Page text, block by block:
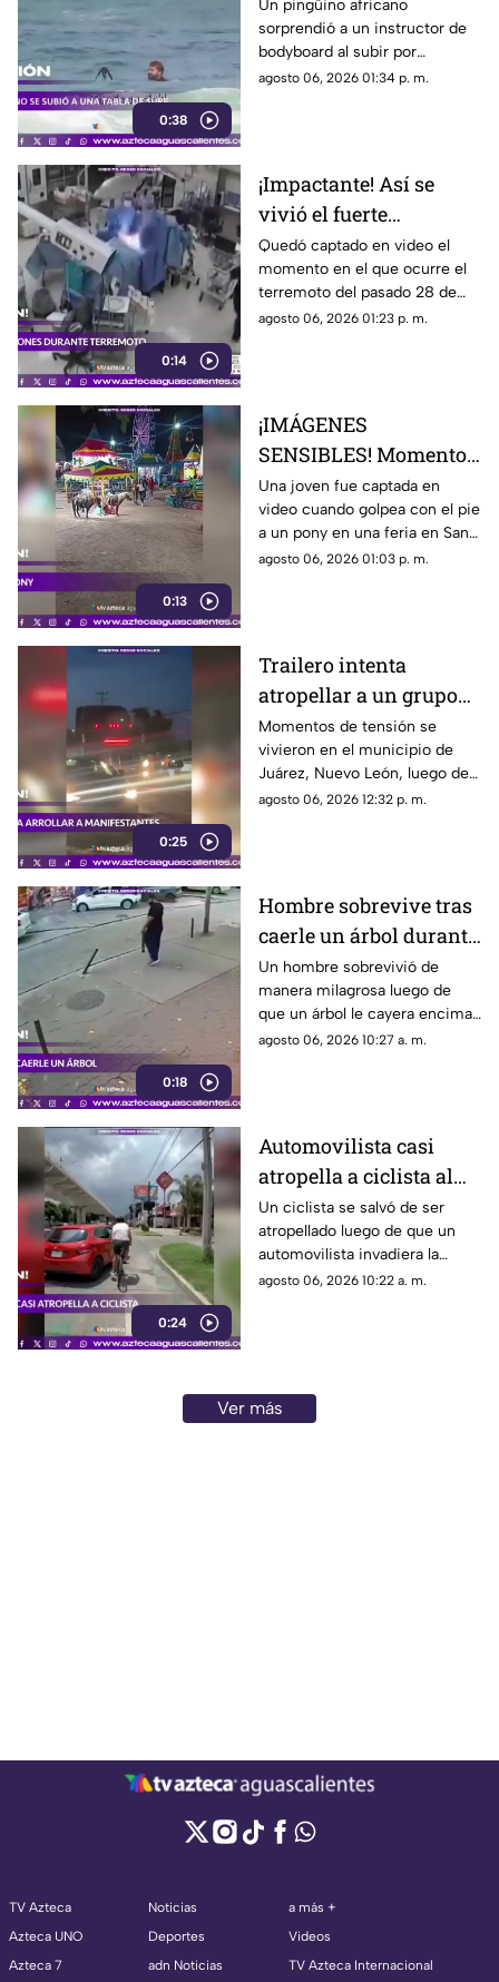
0:38
Un pingüino africano
sorprendió a un instructor de
bodyboard al subir por
iniciativa propia a su tabla y
agosto 06, 2026 01:34 p. m.
0:14
¡Impactante! Así se
vivió el fuerte
terremoto en el
quirófano de un
hospital
Quedó captado en video el
momento en el que ocurre el
terremoto del pasado 28 de
julio en Japón al interior de un
agosto 06, 2026 01:23 p. m.
0:13
¡IMÁGENES
SENSIBLES! Momento
en el que mujer golpea
a un pony durante una
feria
Una joven fue captada en
video cuando golpea con el pie
a un pony en una feria en San
Luis Potosí; el hecho ha
agosto 06, 2026 01:03 p. m.
0:25
Trailero intenta
atropellar a un grupo
de personas y choca
varios vehículos
Momentos de tensión se
vivieron en el municipio de
Juárez, Nuevo León, luego de
que un trailero presuntamente
agosto 06, 2026 12:32 p. m.
0:18
Hombre sobrevive tras
caerle un árbol durante
tormenta
Un hombre sobrevivió de
manera milagrosa luego de
que un árbol le cayera encima
durante una fuerte tormenta
agosto 06, 2026 10:27 a. m.
0:24
Automovilista casi
atropella a ciclista al
invadir el carril de la
ciclovía en Guadalajara
Un ciclista se salvó de ser
atropellado luego de que un
automovilista invadiera la
ciclovía al girar a la derecha sin
agosto 06, 2026 10:22 a. m.
Ver más
TV Azteca
Azteca UNO
Azteca 7
Noticias
Deportes
adn Noticias
a más +
Videos
TV Azteca Internacional